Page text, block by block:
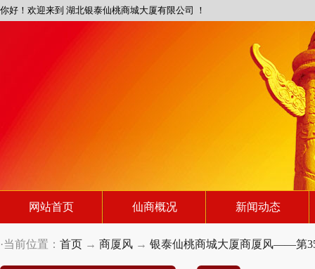
你好！欢迎来到 湖北银泰仙桃商城大厦有限公司 ！
网站首页 仙商概况 新闻动态
·当前位置： 首页 → 商厦风 → 银泰仙桃商城大厦商厦风——第